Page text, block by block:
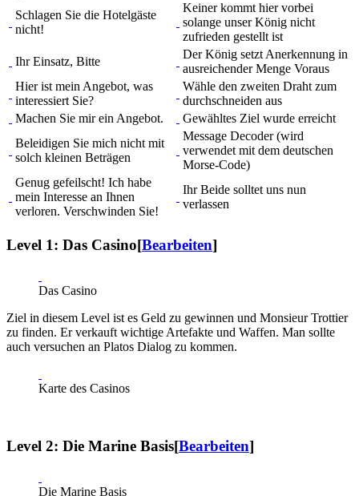
Schlagen Sie die Hotelgäste
nicht!
Keiner kommt hier vorbei
solange unser König nicht
zufrieden gestellt ist
Ihr Einsatz, Bitte
Der König setzt Anerkennung in
ausreichender Menge Voraus
Hier ist mein Angebot, was
interessiert Sie?
Wähle den zweiten Draht zum
durchschneiden aus
Machen Sie mir ein Angebot.
Gewähltes Ziel wurde erreicht
Beleidigen Sie mich nicht mit
solch kleinen Beträgen
Message Decoder (wird
verwendet mit dem deutschen
Morse-Code)
Genug gefeilscht! Ich habe
mein Interesse an Ihnen
verloren. Verschwinden Sie!
Ihr Beide solltet uns nun
verlassen
Level 1: Das Casino[Bearbeiten]
Das Casino
Ziel in diesem Level ist es Geld zu gewinnen und Monsieur Trottier
zu finden. Er verkauft wichtige Artefakte und Waffen. Man sollte
auch versuchen an Platos Dialog zu kommen.
Karte des Casinos
Level 2: Die Marine Basis[Bearbeiten]
Die Marine Basis